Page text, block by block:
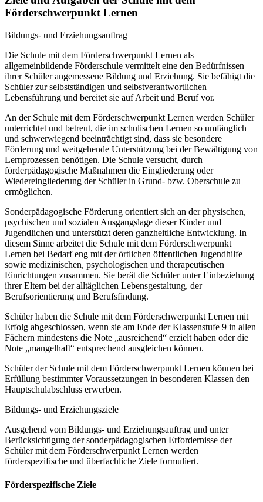
Förderschwerpunkt Lernen
Bildungs- und Erziehungsauftrag
Die Schule mit dem Förderschwerpunkt Lernen als
allgemeinbildende Förderschule vermittelt eine den Bedürfnissen
ihrer Schüler angemessene Bildung und Erziehung. Sie befähigt die
Schüler zur selbstständigen und selbstverantwortlichen
Lebensführung und bereitet sie auf Arbeit und Beruf vor.
An der Schule mit dem Förderschwerpunkt Lernen werden Schüler
unterrichtet und betreut, die im schulischen Lernen so umfänglich
und schwerwiegend beeinträchtigt sind, dass sie besondere
Förderung und weitgehende Unterstützung bei der Bewältigung von
Lernprozessen benötigen. Die Schule versucht, durch
förderpädagogische Maßnahmen die Eingliederung oder
Wiedereingliederung der Schüler in Grund- bzw. Oberschule zu
ermöglichen.
Sonderpädagogische Förderung orientiert sich an der physischen,
psychischen und sozialen Ausgangslage dieser Kinder und
Jugendlichen und unterstützt deren ganzheitliche Entwicklung. In
diesem Sinne arbeitet die Schule mit dem Förderschwerpunkt
Lernen bei Bedarf eng mit der örtlichen öffentlichen Jugendhilfe
sowie medizinischen, psychologischen und therapeutischen
Einrichtungen zusammen. Sie berät die Schüler unter Einbeziehung
ihrer Eltern bei der alltäglichen Lebensgestaltung, der
Berufsorientierung und Berufsfindung.
Schüler haben die Schule mit dem Förderschwerpunkt Lernen mit
Erfolg abgeschlossen, wenn sie am Ende der Klassenstufe 9 in allen
Fächern mindestens die Note „ausreichend“ erzielt haben oder die
Note „mangelhaft“ entsprechend ausgleichen können.
Schüler der Schule mit dem Förderschwerpunkt Lernen können bei
Erfüllung bestimmter Voraussetzungen in besonderen Klassen den
Hauptschulabschluss erwerben.
Bildungs- und Erziehungsziele
Ausgehend vom Bildungs- und Erziehungsauftrag und unter
Berücksichtigung der sonderpädagogischen Erfordernisse der
Schüler mit dem Förderschwerpunkt Lernen werden
förderspezifische und überfachliche Ziele formuliert.
Förderspezifische Ziele